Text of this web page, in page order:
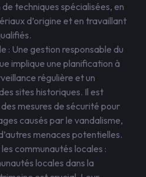
de techniques spécialisées, en
d’origine et en travaillant
: Une gestion responsable du
implique une planification à
régulière et un
sites historiques. Il est
mesures de sécurité pour
causés par le vandalisme,
menaces potentielles.
communautés locales :
locales dans la